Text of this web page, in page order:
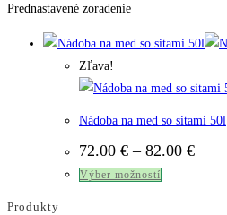
Prednastavené zoradenie
Zľava!
Nádoba na med so sitami 50l
72.00 € – 82.00 €Price
Výber možností
Produkty